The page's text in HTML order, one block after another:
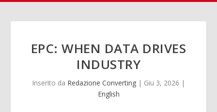
EPC: WHEN DATA DRIVES
INDUSTRY
Inserito da Redazione Converting | Giu 3, 2026 |
English